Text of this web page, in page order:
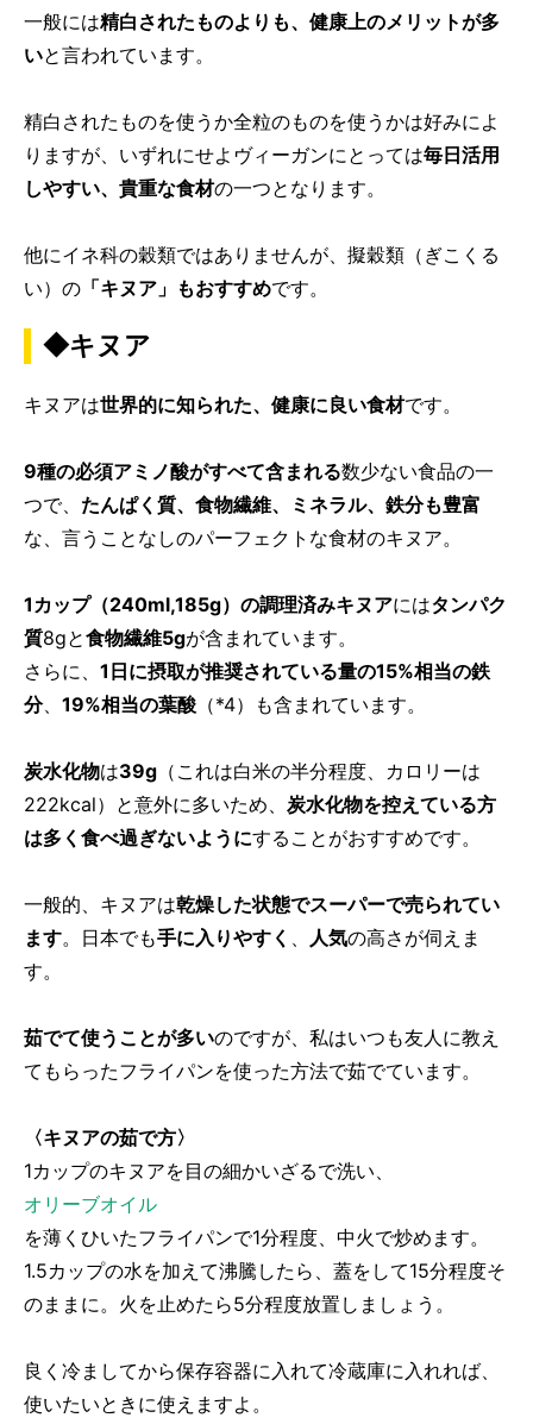
一般には精白されたものよりも、健康上のメリットが多
いと言われています。
精白されたものを使うか全粒のものを使うかは好みによ
りますが、いずれにせよヴィーガンにとっては毎日活用
しやすい、貴重な食材の一つとなります。
他にイネ科の穀類ではありませんが、擬穀類（ぎこくる
い）の 「キヌア」もおすすめです。
◆キヌア
キヌアは世界的に知られた、健康に良い食材です。
9種の必須アミノ酸がすべて含まれる数少ない食品の一
つで、 たんぱく質、食物繊維、ミネラル、鉄分も豊富
な、言うことなしのパーフェクトな食材のキヌア。
1カップ（240ml,185g）の調理済みキヌアにはタンパク
質8gと食物繊維5gが含まれています。
さらに、 1日に摂取が推奨されている量の15%相当の鉄
分、 19%相当の葉酸 （*4）も含まれています。
炭水化物は39g （これは白米の半分程度、カロリーは
222kcal）と意外に多いため、 炭水化物を控えている方
は多く食べ過ぎないようにすることがおすすめです。
一般的、キヌアは乾燥した状態でスーパーで売られてい
ます。日本でも手に入りやすく 、 人気の高さが伺えま
す。
茹でて使うことが多いのですが、私はいつも友人に教え
てもらったフライパンを使った方法で茹でています。
〈キヌアの茹で方〉
1カップのキヌアを目の細かいざるで洗い、
オリーブオイル
を薄くひいたフライパンで1分程度、中火で炒めます。
1.5カップの水を加えて沸騰したら、蓋をして15分程度そ
のままに。火を止めたら5分程度放置しましょう。
良く冷ましてから保存容器に入れて冷蔵庫に入れれば、
使いたいときに使えますよ。